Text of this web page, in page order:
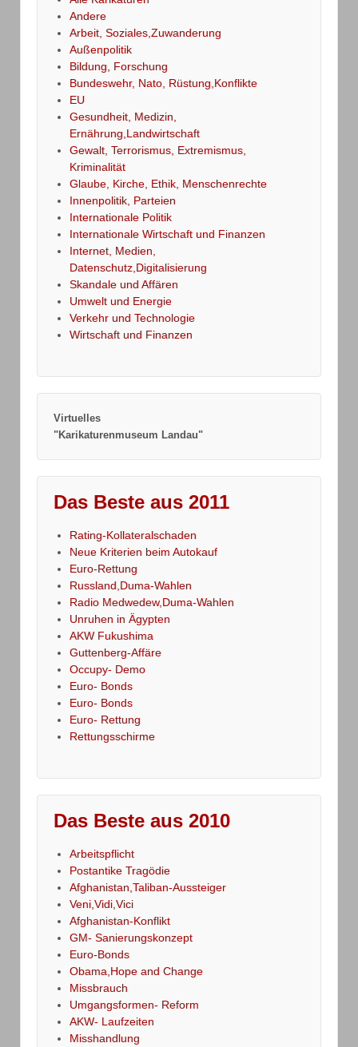
Andere
Arbeit, Soziales,Zuwanderung
Außenpolitik
Bildung, Forschung
Bundeswehr, Nato, Rüstung,Konflikte
EU
Gesundheit, Medizin,
Ernährung,Landwirtschaft
Gewalt, Terrorismus, Extremismus,
Kriminalität
Glaube, Kirche, Ethik, Menschenrechte
Innenpolitik, Parteien
Internationale Politik
Internationale Wirtschaft und Finanzen
Internet, Medien,
Datenschutz,Digitalisierung
Skandale und Affären
Umwelt und Energie
Verkehr und Technologie
Wirtschaft und Finanzen
Virtuelles
"Karikaturenmuseum Landau"
Das Beste aus 2011
Rating-Kollateralschaden
Neue Kriterien beim Autokauf
Euro-Rettung
Russland,Duma-Wahlen
Radio Medwedew,Duma-Wahlen
Unruhen in Ägypten
AKW Fukushima
Guttenberg-Affäre
Occupy- Demo
Euro- Bonds
Euro- Bonds
Euro- Rettung
Rettungsschirme
Das Beste aus 2010
Arbeitspflicht
Postantike Tragödie
Afghanistan,Taliban-Aussteiger
Veni,Vidi,Vici
Afghanistan-Konflikt
GM- Sanierungskonzept
Euro-Bonds
Obama,Hope and Change
Missbrauch
Umgangsformen- Reform
AKW- Laufzeiten
Misshandlung